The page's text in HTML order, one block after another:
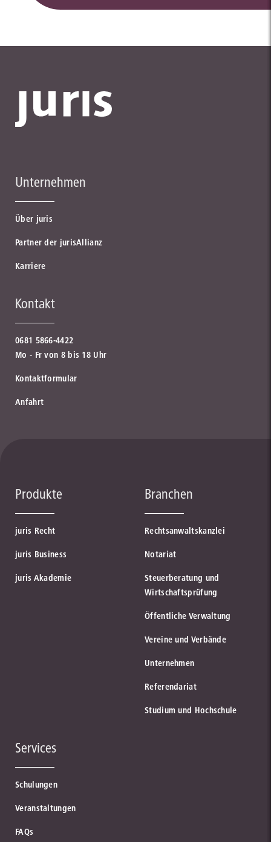
Unternehmen
Über juris
Partner der jurisAllianz
Karriere
Kontakt
0681 5866-4422
Mo - Fr von 8 bis 18 Uhr
Kontaktformular
Anfahrt
Produkte
juris Recht
juris Business
juris Akademie
Branchen
Rechtsanwaltskanzlei
Notariat
Steuerberatung und
Wirtschaftsprüfung
Öffentliche Verwaltung
Vereine und Verbände
Unternehmen
Referendariat
Studium und Hochschule
Services
Schulungen
Veranstaltungen
FAQs